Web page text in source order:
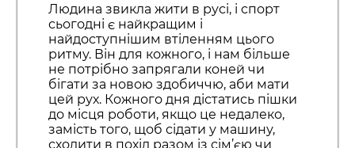
Людина звикла жити в русі, і спорт
сьогодні є найкращим і
найдоступнішим втіленням цього
ритму. Він для кожного, і нам більше
не потрібно запрягали коней чи
бігати за новою здобиччю, аби мати
цей рух. Кожного дня дістатись пішки
до місця роботи, якщо це недалеко,
замість того, щоб сідати у машину,
сходити в похід разом із сім’єю чи